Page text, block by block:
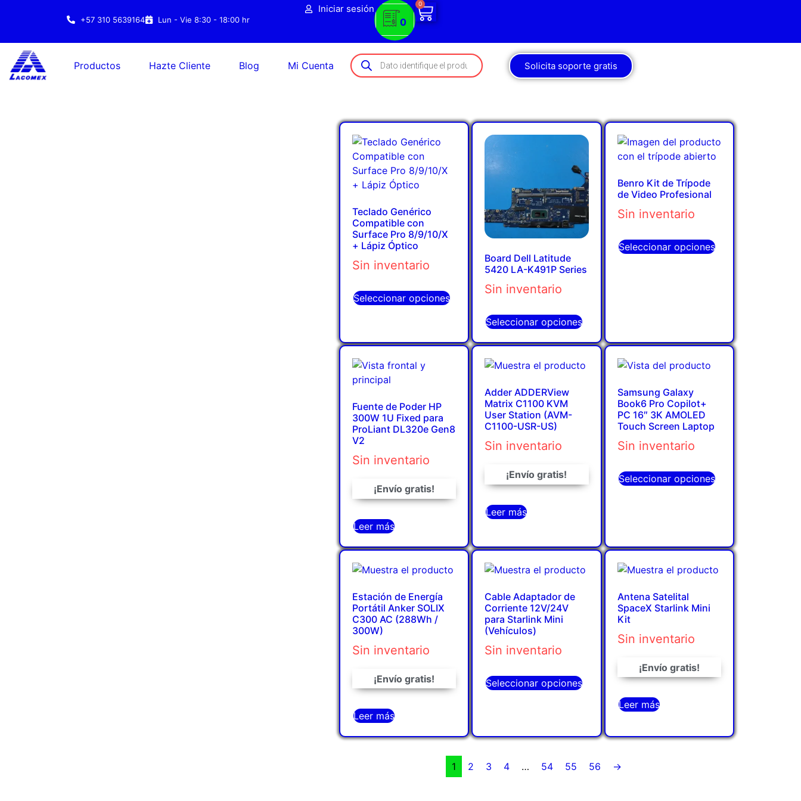
+57 310 5639164 Lun - Vie 8:30 - 18:00 hr
Iniciar sesión
0
0
Productos Hazte Cliente Blog Mi Cuenta Solicita soporte gratis
Teclado Genérico
Compatible con
Surface Pro 8/9/10/X
+ Lápiz Óptico
Sin inventario
Seleccionar opciones
Board Dell Latitude
5420 LA-K491P Series
Sin inventario
Seleccionar opciones
Benro Kit de Trípode
de Video Profesional
Sin inventario
Seleccionar opciones
Fuente de Poder HP
300W 1U Fixed para
ProLiant DL320e Gen8
V2
Sin inventario
¡Envío gratis!
Leer más
Adder ADDERView
Matrix C1100 KVM
User Station (AVM-
C1100-USR-US)
Sin inventario
¡Envío gratis!
Leer más
Samsung Galaxy
Book6 Pro Copilot+
PC 16″ 3K AMOLED
Touch Screen Laptop
Sin inventario
Seleccionar opciones
Estación de Energía
Portátil Anker SOLIX
C300 AC (288Wh /
300W)
Sin inventario
¡Envío gratis!
Leer más
Cable Adaptador de
Corriente 12V/24V
para Starlink Mini
(Vehículos)
Sin inventario
Seleccionar opciones
Antena Satelital
SpaceX Starlink Mini
Kit
Sin inventario
¡Envío gratis!
Leer más
1 2 3 4 … 54 55 56 →